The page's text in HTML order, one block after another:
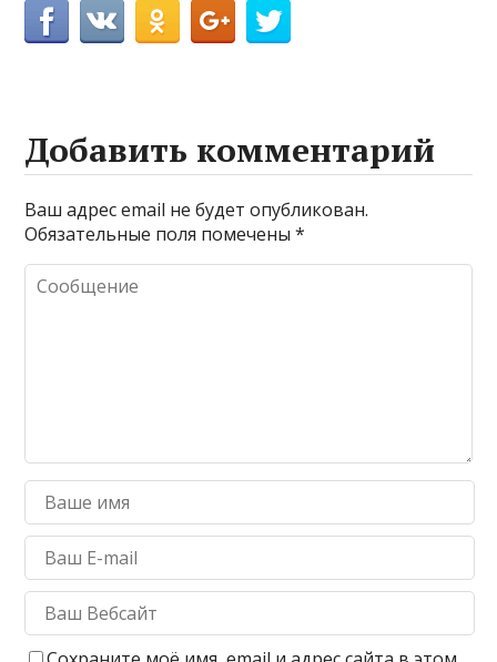
Добавить комментарий
Ваш адрес email не будет опубликован.
Обязательные поля помечены*